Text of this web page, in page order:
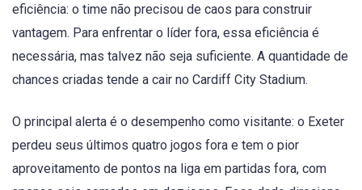
eficiência: o time não precisou de caos para construir
vantagem. Para enfrentar o líder fora, essa eficiência é
necessária, mas talvez não seja suficiente. A quantidade de
chances criadas tende a cair no Cardiff City Stadium.
O principal alerta é o desempenho como visitante: o Exeter
perdeu seus últimos quatro jogos fora e tem o pior
aproveitamento de pontos na liga em partidas fora, com